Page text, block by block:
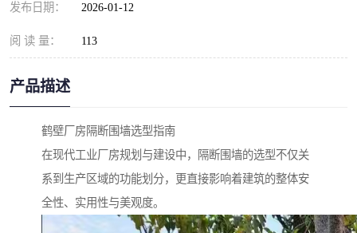
发布日期： 2026-01-12
阅 读 量： 113
产品描述
鹤壁厂房隔断围墙选型指南
在现代工业厂房规划与建设中，隔断围墙的选型不仅关
系到生产区域的功能划分，更直接影响着建筑的整体安
全性、实用性与美观度。